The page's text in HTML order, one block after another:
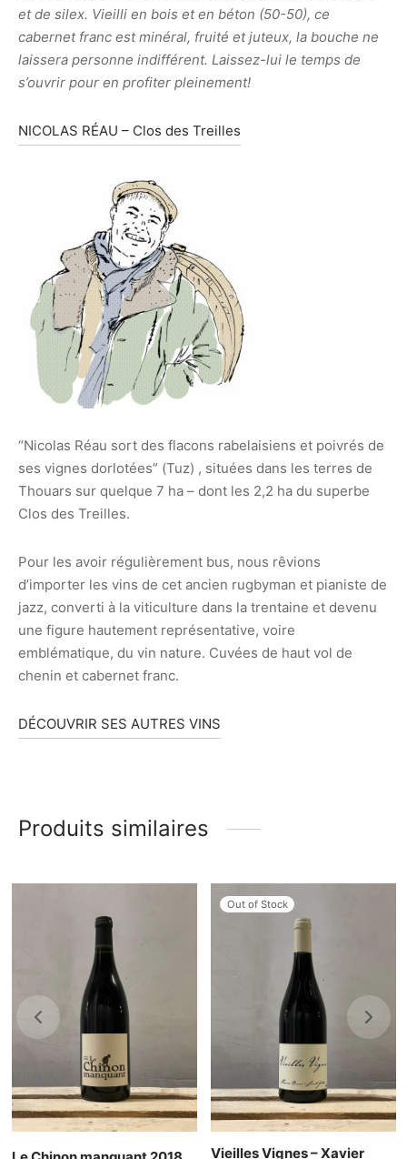
et de silex. Vieilli en bois et en béton (50-50), ce
cabernet franc est minéral, fruité et juteux, la bouche ne
laissera personne indifférent. Laissez-lui le temps de
s’ouvrir pour en profiter pleinement!
NICOLAS RÉAU – Clos des Treilles
“Nicolas Réau sort des flacons rabelaisiens et poivrés de
ses vignes dorlotées” (Tuz) , situées dans les terres de
Thouars sur quelque 7 ha – dont les 2,2 ha du superbe
Clos des Treilles.
Pour les avoir régulièrement bus, nous rêvions
d’importer les vins de cet ancien rugbyman et pianiste de
jazz, converti à la viticulture dans la trentaine et devenu
une figure hautement représentative, voire
emblématique, du vin nature. Cuvées de haut vol de
chenin et cabernet franc.
DÉCOUVRIR SES AUTRES VINS
Produits similaires
Out of Stock
Vieilles Vignes – Xavier